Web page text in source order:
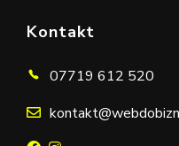
Kontakt
07719 612 520